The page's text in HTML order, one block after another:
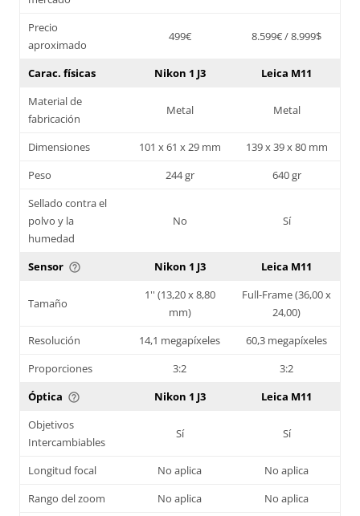
Precio
aproximado
499€ 8.599€ / 8.999$
Carac. físicas Nikon 1 J3
Leica M11
Material de
fabricación
Metal Metal
Dimensiones 101 x 61 x 29 mm
139 x 39 x 80 mm
Peso
244 gr
640 gr
Sellado contra el
polvo y la
humedad
No Sí
Sensor help_outline Nikon 1 J3 Leica M11
Tamaño
1'' (13,20 x 8,80
mm)
Full-Frame (36,00 x
24,00)
Resolución
14,1 megapíxeles
60,3 megapíxeles
Proporciones
3:2
3:2
Óptica help_outline Nikon 1 J3
Leica M11
Objetivos
Intercambiables
Sí Sí
Longitud focal No aplica
No aplica
Rango del zoom
No aplica
No aplica